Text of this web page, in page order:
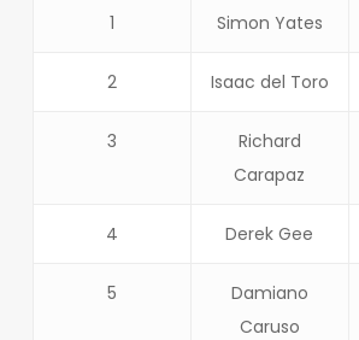
1 Simon Yates
2 Isaac del Toro
3
Richard
Carapaz
4 Derek Gee
5
Damiano
Caruso